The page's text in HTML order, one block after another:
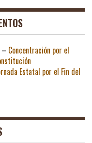
– Concentración por el
Estatal por el Fin del